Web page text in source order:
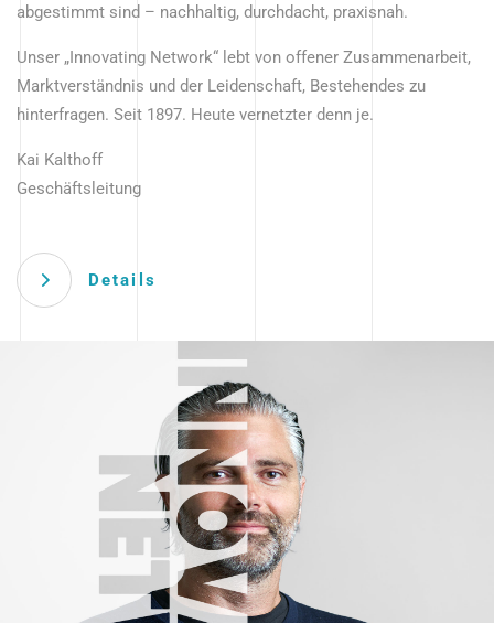
abgestimmt sind – nachhaltig, durchdacht, praxisnah.
Unser „Innovating Network“ lebt von offener Zusammenarbeit,
Marktverständnis und der Leidenschaft, Bestehendes zu
hinterfragen. Seit 1897. Heute vernetzter denn je.
Kai Kalthoff
Geschäftsleitung
Details